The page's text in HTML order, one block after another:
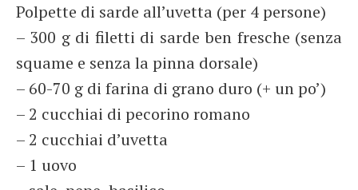
Polpette di sarde all’uvetta (per 4 persone)
– 300 g di filetti di sarde ben fresche (senza
squame e senza la pinna dorsale)
– 60-70 g di farina di grano duro (+ un po’)
– 2 cucchiai di pecorino romano
– 2 cucchiai d’uvetta
– 1 uovo